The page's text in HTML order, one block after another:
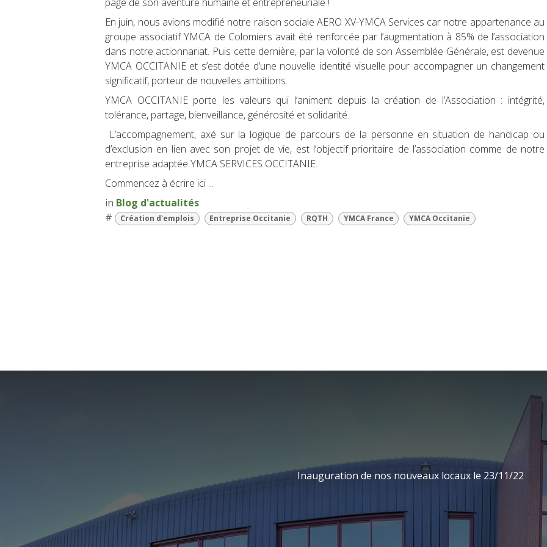
En juin, nous avions modifié notre raison sociale AERO XV-YMCA Services car notre appartenance au
groupe associatif YMCA de Colomiers avait été renforcée par l’augmentation à 85% de l’association
dans notre actionnariat. Puis cette dernière, par la volonté de son Assemblée Générale, est devenue
YMCA OCCITANIE et s’est dotée d’une nouvelle identité visuelle pour accompagner un changement
significatif, porteur de nouvelles ambitions.
YMCA OCCITANIE porte les valeurs qui l’animent depuis la création de l’Association : intégrité,
tolérance, partage, bienveillance, générosité et solidarité.
L’accompagnement, axé sur la logique de parcours de la personne en situation de handicap ou
d’exclusion en lien avec son projet de vie, est l’objectif prioritaire de l’association comme de notre
entreprise adaptée YMCA SERVICES OCCITANIE.
Commencez à écrire ici ...
in Blog d'actualités
#
Création d'emplois Entreprise Occitanie RQTH YMCA France YMCA Occitanie
Inauguration de nos nouveaux locaux le 23/11/22